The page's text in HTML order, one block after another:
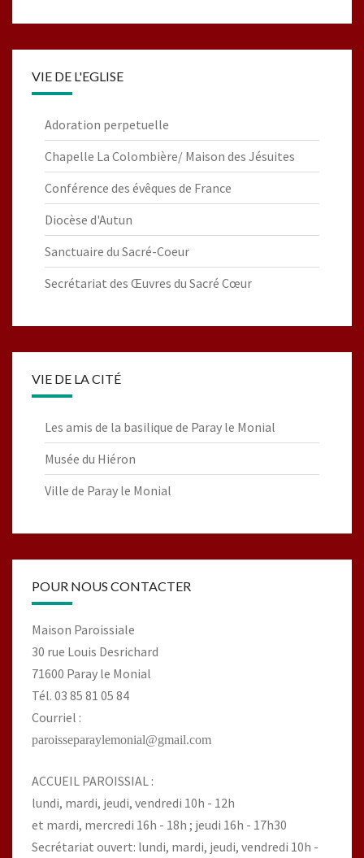
VIE DE L'EGLISE
Adoration perpetuelle
Chapelle La Colombière/ Maison des Jésuites
Conférence des évêques de France
Diocèse d'Autun
Sanctuaire du Sacré-Coeur
Secrétariat des Œuvres du Sacré Cœur
VIE DE LA CITÉ
Les amis de la basilique de Paray le Monial
Musée du Hiéron
Ville de Paray le Monial
POUR NOUS CONTACTER
Maison Paroissiale
30 rue Louis Desrichard
71600 Paray le Monial
Tél. 03 85 81 05 84
Courriel :
paroisseparaylemonial@gmail.com
ACCUEIL PAROISSIAL :
lundi, mardi, jeudi, vendredi 10h - 12h
et mardi, mercredi 16h - 18h ; jeudi 16h - 17h30
Secrétariat ouvert: lundi, mardi, jeudi, vendredi 10h -